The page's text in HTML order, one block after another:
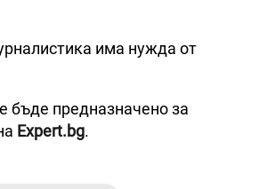
има нужда от
бъде предназначено за
Expert.bg.